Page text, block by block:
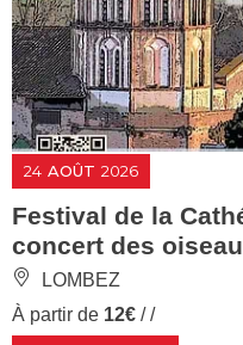
24 AOÛT 2026
Festival de la
concert des
LOMBEZ
À partir de 12€ / /